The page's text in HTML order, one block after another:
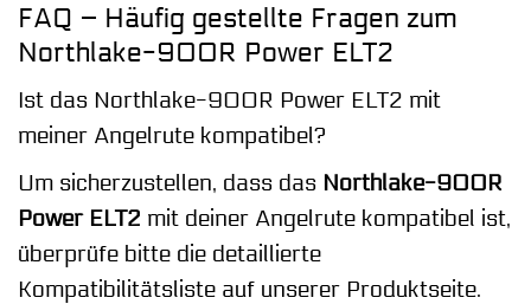
FAQ – Häufig gestellte Fragen zum
Northlake-900R Power ELT2
Ist das Northlake-900R Power ELT2 mit
meiner Angelrute kompatibel?
Um sicherzustellen, dass das Northlake-900R
Power ELT2 mit deiner Angelrute kompatibel ist,
überprüfe bitte die detaillierte
Kompatibilitätsliste auf unserer Produktseite.